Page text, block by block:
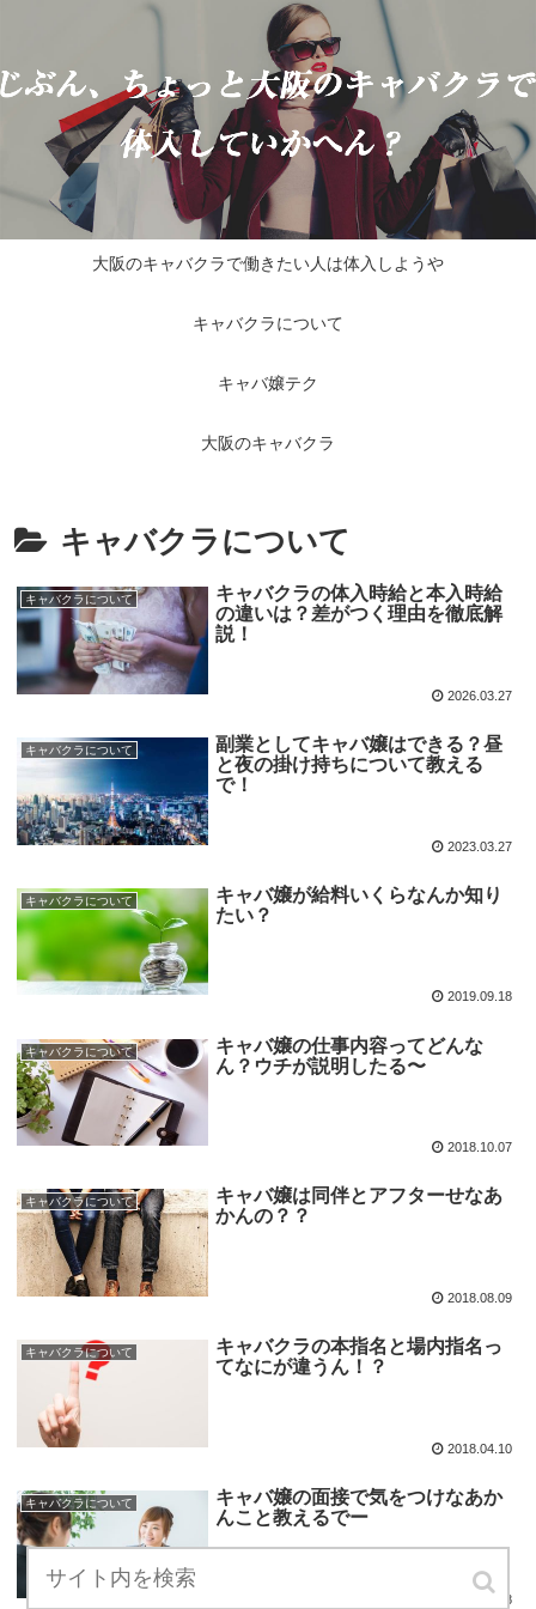
大阪のキャバクラで働きたい人は体入しようや
キャバクラについて
キャバ嬢テク
大阪のキャバクラ
キャバクラについて
キャバクラについて
キャバクラの体入時給と本入時給
の違いは？差がつく理由を徹底解
説！
2026.03.27
キャバクラについて
副業としてキャバ嬢はできる？昼
と夜の掛け持ちについて教える
で！
2023.03.27
キャバクラについて
キャバ嬢が給料いくらなんか知り
たい？
2019.09.18
キャバクラについて
キャバ嬢の仕事内容ってどんな
ん？ウチが説明したる〜
2018.10.07
キャバクラについて
キャバ嬢は同伴とアフターせなあ
かんの？？
2018.08.09
キャバクラについて
キャバクラの本指名と場内指名っ
てなにが違うん！？
2018.04.10
キャバクラについて
キャバ嬢の面接で気をつけなあか
んこと教えるでー
2018.04.08